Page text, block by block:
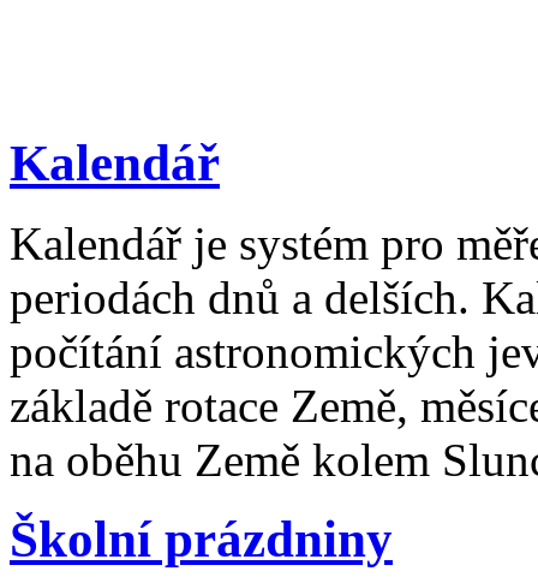
Kalendář
Kalendář je systém pro
periodách dnů a delších.
počítání astronomických
základě rotace Země,
na oběhu Země kolem
Školní prázdniny